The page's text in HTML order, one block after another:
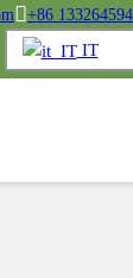
+86
IT